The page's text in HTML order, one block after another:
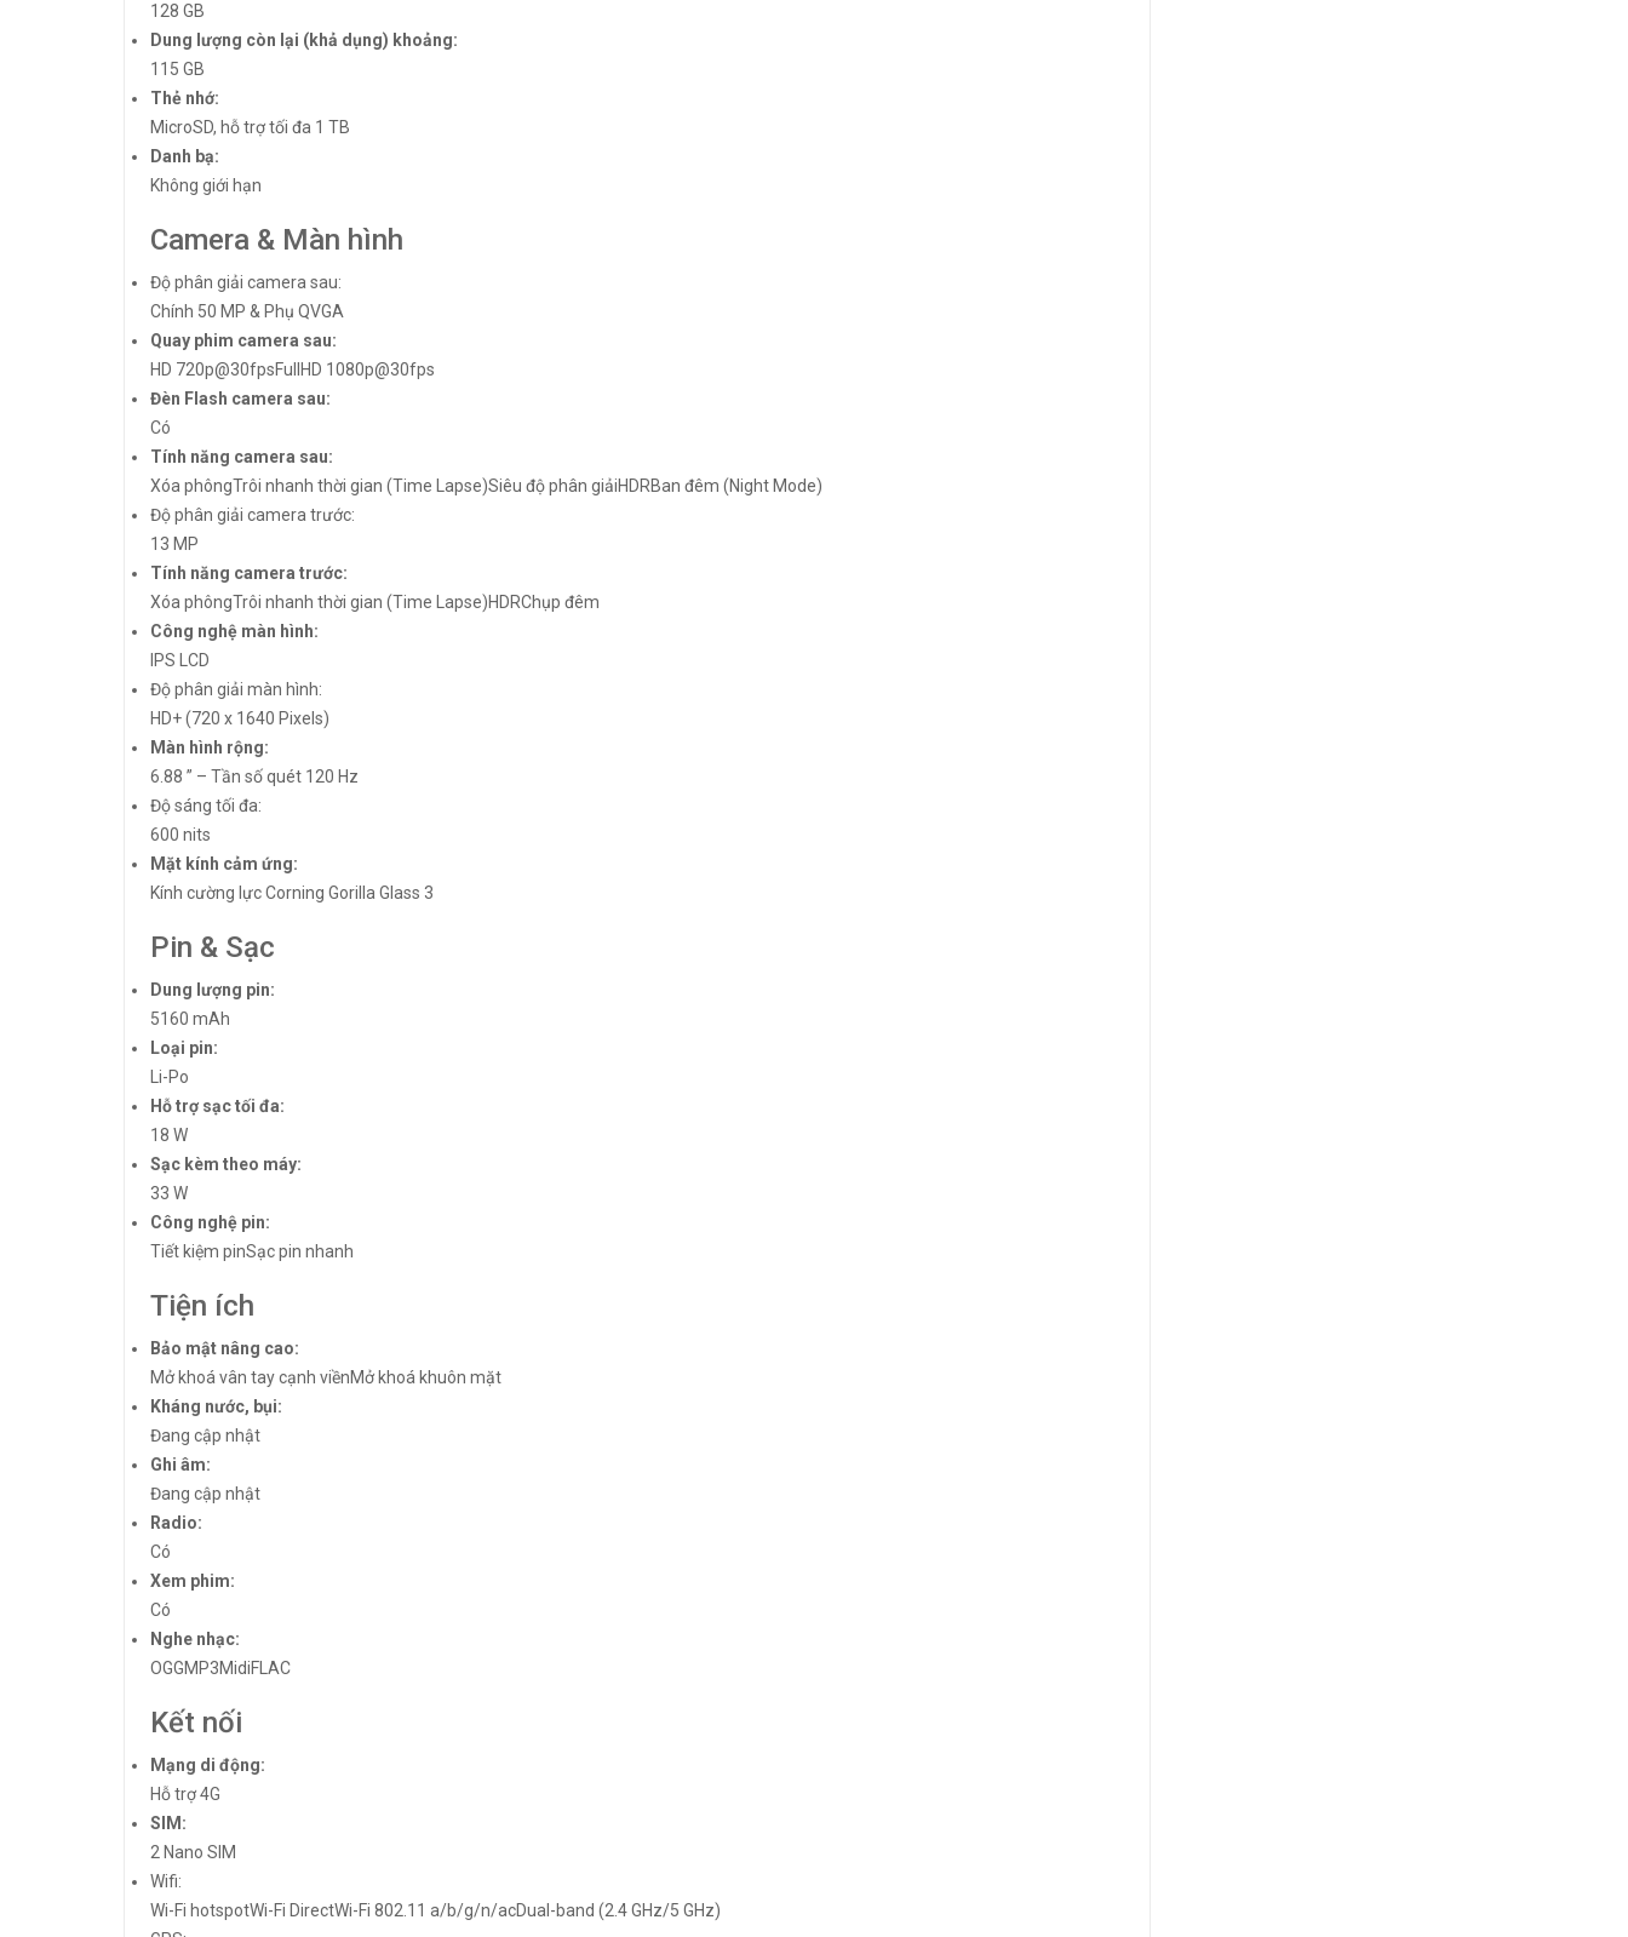
128 GB
Dung lượng còn lại (khả dụng) khoảng:
115 GB
Thẻ nhớ:
MicroSD, hỗ trợ tối đa 1 TB
Danh bạ:
Không giới hạn
Camera & Màn hình
Độ phân giải camera sau:
Chính 50 MP & Phụ QVGA
Quay phim camera sau:
HD 720p@30fpsFullHD 1080p@30fps
Đèn Flash camera sau:
Có
Tính năng camera sau:
Xóa phôngTrôi nhanh thời gian (Time Lapse)Siêu độ phân giảiHDRBan đêm (Night Mode)
Độ phân giải camera trước:
13 MP
Tính năng camera trước:
Xóa phôngTrôi nhanh thời gian (Time Lapse)HDRChụp đêm
Công nghệ màn hình:
IPS LCD
Độ phân giải màn hình:
HD+ (720 x 1640 Pixels)
Màn hình rộng:
6.88 ” – Tần số quét 120 Hz
Độ sáng tối đa:
600 nits
Mặt kính cảm ứng:
Kính cường lực Corning Gorilla Glass 3
Pin & Sạc
Dung lượng pin:
5160 mAh
Loại pin:
Li-Po
Hỗ trợ sạc tối đa:
18 W
Sạc kèm theo máy:
33 W
Công nghệ pin:
Tiết kiệm pinSạc pin nhanh
Tiện ích
Bảo mật nâng cao:
Mở khoá vân tay cạnh viềnMở khoá khuôn mặt
Kháng nước, bụi:
Đang cập nhật
Ghi âm:
Đang cập nhật
Radio:
Có
Xem phim:
Có
Nghe nhạc:
OGGMP3MidiFLAC
Kết nối
Mạng di động:
Hỗ trợ 4G
SIM:
2 Nano SIM
Wifi:
Wi-Fi hotspotWi-Fi DirectWi-Fi 802.11 a/b/g/n/acDual-band (2.4 GHz/5 GHz)